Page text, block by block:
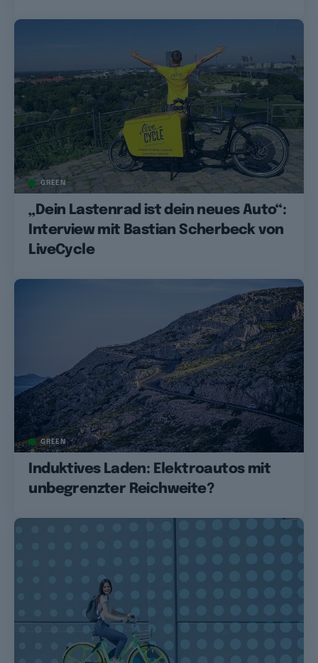
GREEN
„Dein Lastenrad ist dein neues Auto“:
Interview mit Bastian Scherbeck von
LiveCycle
GREEN
Induktives Laden: Elektroautos mit
unbegrenzter Reichweite?